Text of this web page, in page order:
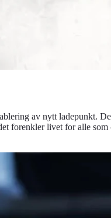
av nytt ladepunkt.
forenkler livet for alle